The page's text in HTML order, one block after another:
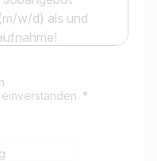
einverstanden. *
finden